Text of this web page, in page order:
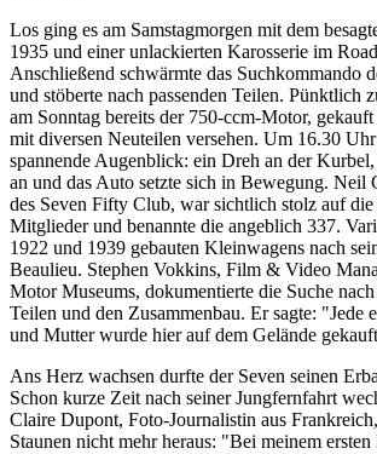
Los ging es am Samstagmorgen mit dem
1935 und einer unlackierten Karosserie im
Anschließend schwärmte das Suchkommando
und stöberte nach passenden Teilen. Pünktlich
am Sonntag bereits der 750-ccm-Motor,
mit diversen Neuteilen versehen. Um 16.30
spannende Augenblick: ein Dreh an der
an und das Auto setzte sich in Bewegung. Neil
des Seven Fifty Club, war sichtlich stolz auf
Mitglieder und benannte die angeblich 337.
1922 und 1939 gebauten Kleinwagens nach
Beaulieu. Stephen Vokkins, Film & Video
Motor Museums, dokumentierte die Suche
Teilen und den Zusammenbau. Er sagte: "Jede
und Mutter wurde hier auf dem Gelände
Ans Herz wachsen durfte der Seven seinen
Schon kurze Zeit nach seiner Jungfernfahrt
Claire Dupont, Foto-Journalistin aus
Staunen nicht mehr heraus: "Bei meinem